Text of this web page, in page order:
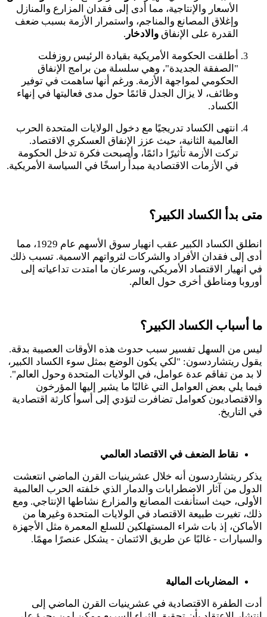
الأسعار والإنتاجية، مما أدى إلى فقدان المزارع والمنازل
وإغلاق المصانع والمناجم، واستمرار الأزمة بسبب ضعف
القدرة على الإنفاق والادخار .
أطلقت الحكومة الأمريكية بقيادة الرئيس روزفلت
"الصفقة الجديدة"، وهي سلسلة من برامج الإنفاق
الحكومي لمواجهة الأزمة. ورغم أنها ساهمت في توفير
وظائف، لا يزال الجدل قائمًا حول مدى فعاليتها في إنهاء
الكساد.
انتهى الكساد تدريجيًا مع دخول الولايات المتحدة الحرب
العالمية الثانية، حيث عزز الإنفاق العسكري الاقتصاد.
تركت الأزمة تأثيرًا دائمًا، وأصبحت فكرة تدخل الحكومة
في الأزمات الاقتصادية مبدأً راسخًا في السياسة الأمريكية.
متى بدأ الكساد الكبير؟
انطلق الكساد الكبير عقب انهيار سوق الأسهم عام 1929، مما
أدى إلى فقدان الأفراد والشركات لثرواتهم الاسمية. تسبب ذلك
في انهيار الاقتصاد الأمريكي، وسرعان ما امتدت تداعياته إلى
أوروبا ومناطق أخرى حول العالم.
ما أسباب الكساد الكبير؟
ليس من السهل تفسير سبب حدوث هذه الأوقات العصيبة بدقة.
يقول ريتشاردسون: "لكي يكون الوضع بمثل سوء الكساد الكبير،
لا بد من تفاقم عدة عوامل، في الولايات المتحدة وحول العالم".
فيما يلي بعض العوامل التي غالبًا ما يشير إليها المؤرخون
والاقتصاديون كعوامل تضافرت لتؤدي إلى أسوأ كارثة اقتصادية
في التاريخ.
نقاط الضعف في الاقتصاد العالمي
يذكر ريتشاردسون أنه خلال عشرينيات القرن الماضي انتعشت
الدول من آثار الاضطرابات والدمار الذي خلفته الحرب العالمية
الأولى، حيث استأنفت المصانع والمزارع نشاطها الإنتاجي. ومع
ذلك، تغيرت طبيعة الاقتصاد في الولايات المتحدة وغيرها من
الأماكن، إذ بات شراء المستهلكين للسلع المعمرة مثل الأجهزة
والسيارات - غالبًا عن طريق الائتمان - يشكل عنصرًا مهمًا.
المضاربات المالية
أدت الطفرة الاقتصادية في عشرينيات القرن الماضي إلى